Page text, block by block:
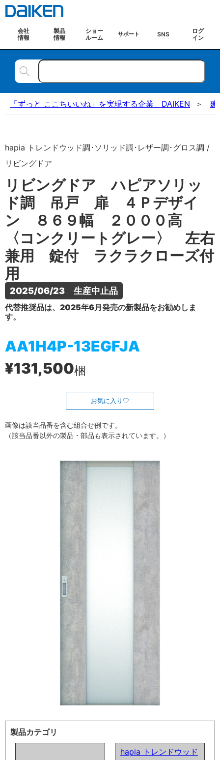
会社
情報
製品
情報
ショー
ルーム
サポート SNS
ログ
イン
「ずっと ここちいいね」を実現する企業 DAIKEN 建
hapia トレンドウッド調･ソリッド調･レザー調･グロス調 /
リビングドア
リビングドア ハピアソリッ
ド調 吊戸 扉 ４Ｐデザイ
ン ８６９幅 ２０００高
〈コンクリートグレー〉 左右
兼用 錠付 ラクラクローズ付
用
2025/06/23　生産中止品
代替推奨品は、2025年6月発売の新製品をお勧めしま
す。
AA1H4P-13EGFJA
¥131,500梱
お気に入り
画像は該当品番を含む組合せ例です。
（該当品番以外の製品・部品も表示されています。）
製品カテゴリ
hapia トレンドウッド